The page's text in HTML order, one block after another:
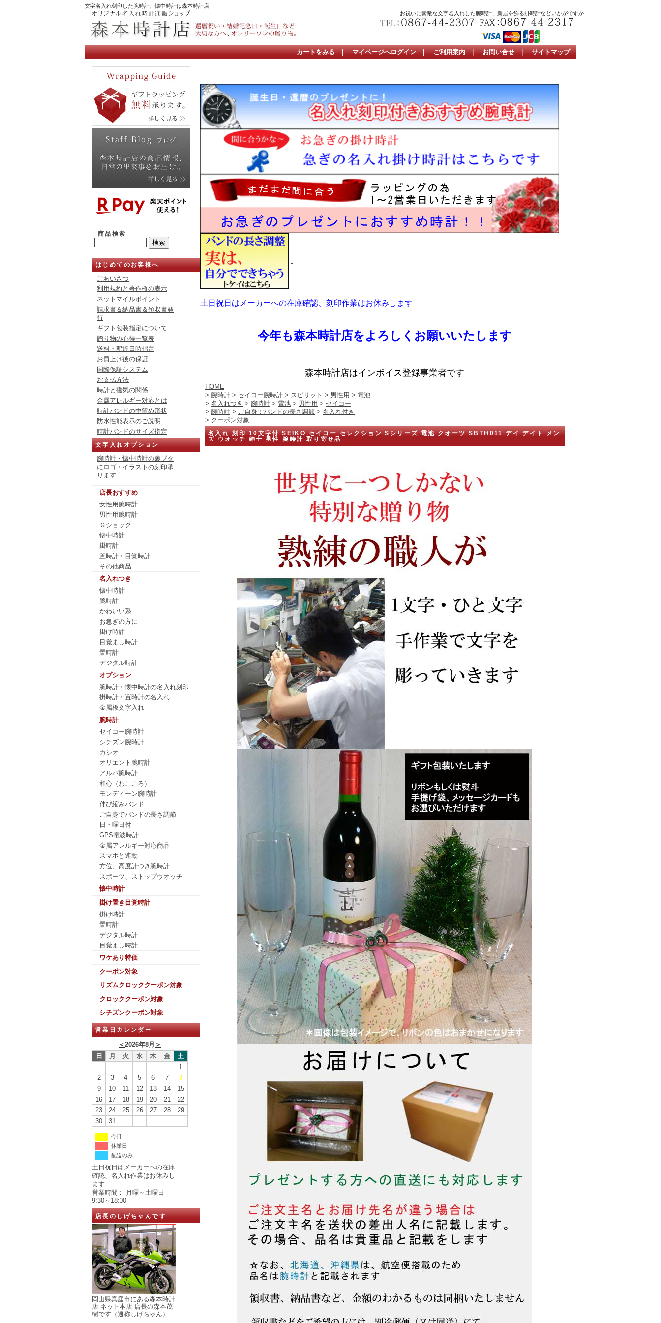
文字名入れ刻印した腕時計、懐中時計は森本時計店
お祝いに素敵な文字名入れした腕時計、新居を飾る掛時計などいかがですか
カートをみる ｜ マイページへログイン ｜ ご利用案内 ｜ お問い合せ ｜ サイトマップ
商品検索
はじめてのお客様へ
ごあいさつ
利用規約と著作権の表示
ネットマイルポイント
請求書＆納品書＆領収書発
行
ギフト包装指定について
贈り物の心得一覧表
送料・配達日時指定
お買上げ後の保証
国際保証システム
お支払方法
時計と磁気の関係
金属アレルギー対応とは
時計バンドの中留め形状
防水性能表示のご説明
時計バンドのサイズ指定
文字入れオプション
腕時計・懐中時計の裏ブタ
にロゴ・イラストの刻印承
ります
店長おすすめ
女性用腕時計
男性用腕時計
Ｇショック
懐中時計
掛時計
置時計・目覚時計
その他商品
名入れつき
懐中時計
腕時計
かわいい系
お急ぎの方に
掛け時計
目覚まし時計
置時計
デジタル時計
オプション
腕時計・懐中時計の名入れ刻印
掛時計・置時計の名入れ
金属板文字入れ
腕時計
セイコー腕時計
シチズン腕時計
カシオ
オリエント腕時計
アルバ腕時計
和心（わこころ）
モンディーン腕時計
伸び縮みバンド
ご自身でバンドの長さ調節
日・曜日付
GPS電波時計
金属アレルギー対応商品
スマホと連動
方位、高度計つき腕時計
スポーツ、ストップウオッチ
懐中時計
掛け置き目覚時計
掛け時計
置時計
デジタル時計
目覚まし時計
ワケあり特価
クーポン対象
リズムクロッククーポン対象
クロッククーポン対象
シチズンクーポン対象
営業日カレンダー
＜2026年8月 ＞
日
月 火 水 木 金
土
1
2
3 4 5 6 7
8
9
10 11 12 13 14
15
16
17 18 19 20 21
22
23
24 25 26 27 28
29
30
31
今日
休業日
配送のみ
土日祝日はメーカーへの在庫
確認、名入れ作業はお休みし
ます
営業時間： 月曜～土曜日
9:30～18:00
店長のしげちゃんです
岡山県真庭市にある森本時計
店 ネット本店 店長の森本茂
樹です（通称しげちゃん）
土日祝日はメーカーへの在庫確認、刻印作業はお休みします
今年も森本時計店をよろしくお願いいたします
森本時計店はインボイス登録事業者です
HOME
> 腕時計 > セイコー腕時計 > スピリット > 男性用 > 電池
> 名入れつき > 腕時計 > 電池 > 男性用 > セイコー
> 腕時計 > ご自身でバンドの長さ調節 > 名入れ付き
> クーポン対象
名入れ 刻印 10文字付 SEIKO セイコー セレクション Sシリーズ 電池 クオーツ SBTH011 デイ デイト メン
ズ ウオッチ 紳士 男性 腕時計 取り寄せ品